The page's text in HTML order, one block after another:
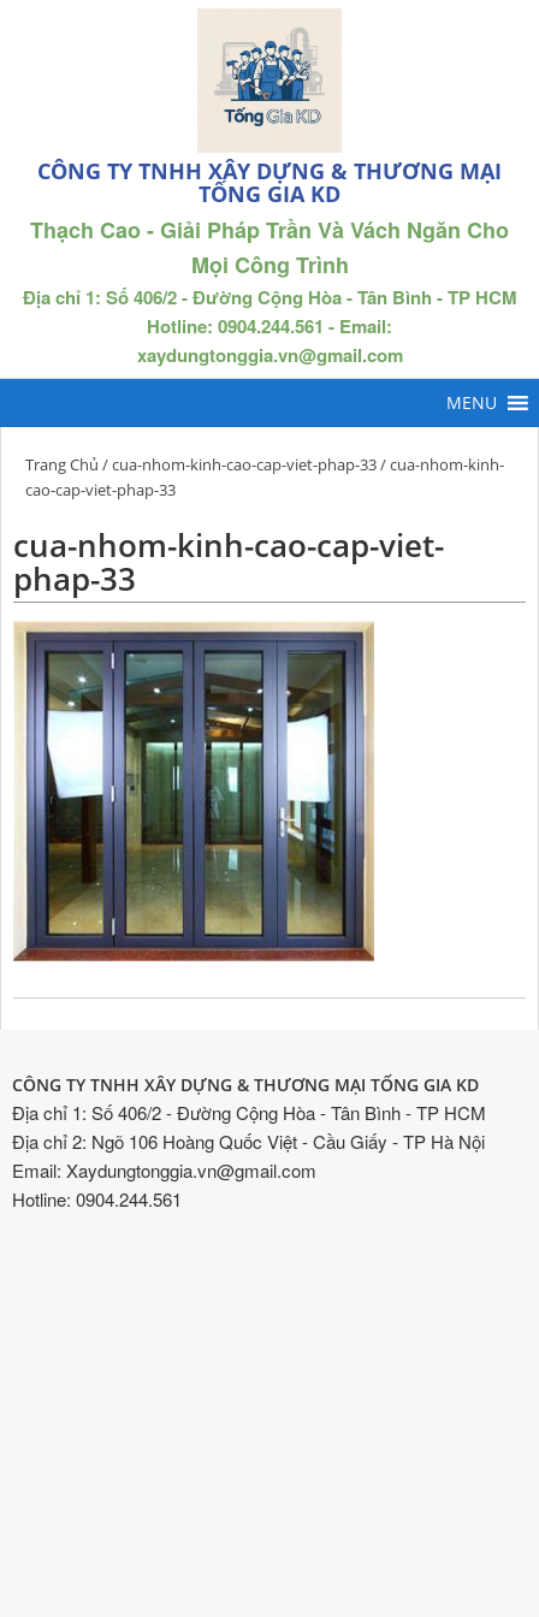
CÔNG TY TNHH XÂY DỰNG & THƯƠNG MẠI
TỐNG GIA KD
Thạch Cao - Giải Pháp Trần Và Vách Ngăn Cho
Mọi Công Trình
Địa chỉ 1: Số 406/2 - Đường Cộng Hòa - Tân Bình - TP HCM
Hotline: 0904.244.561 - Email:
xaydungtonggia.vn@gmail.com
Trang Chủ /cua-nhom-kinh-cao-cap-viet-phap-33/ cua-nhom-kinh-
cao-cap-viet-phap-33
cua-nhom-kinh-cao-cap-viet-
phap-33
CÔNG TY TNHH XÂY DỰNG & THƯƠNG MẠI TỐNG GIA KD
Địa chỉ 1: Số 406/2 - Đường Cộng Hòa - Tân Bình - TP HCM
Địa chỉ 2: Ngõ 106 Hoàng Quốc Việt - Cầu Giấy - TP Hà Nội
Email: Xaydungtonggia.vn@gmail.com
Hotline: 0904.244.561